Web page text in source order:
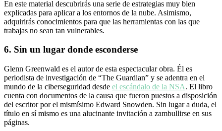
En este material descubrirás una serie de estrategias muy bien
explicadas para aplicar a los entornos de la nube. Asimismo,
adquirirás conocimientos para que las herramientas con las que
trabajas no sean tan vulnerables.
6. Sin un lugar donde esconderse
Glenn Greenwald es el autor de esta espectacular obra. Él es
periodista de investigación de “The Guardian” y se adentra en el
mundo de la ciberseguridad desde el escándalo de la NSA. El libro
cuenta con documentos de la causa que fueron puestos a disposición
del escritor por el mismísimo Edward Snowden. Sin lugar a duda, el
título en sí mismo es una alucinante invitación a zambullirse en sus
páginas.